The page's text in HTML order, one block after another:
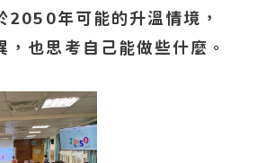
2050年可能的升溫情境，
，也思考自己能做些什麼。